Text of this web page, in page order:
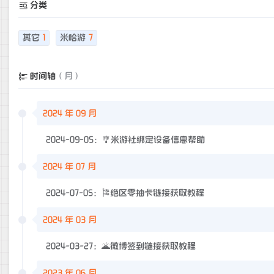
分类
其它 1 米哈游 7
时间轴 （月）
2024 年 09 月
2024-09-05：🎐米游社绑定设备信息帮助
2024 年 07 月
2024-07-05：🎏绝区零抽卡链接获取教程
2024 年 03 月
2024-03-27：🌋微博签到链接获取教程